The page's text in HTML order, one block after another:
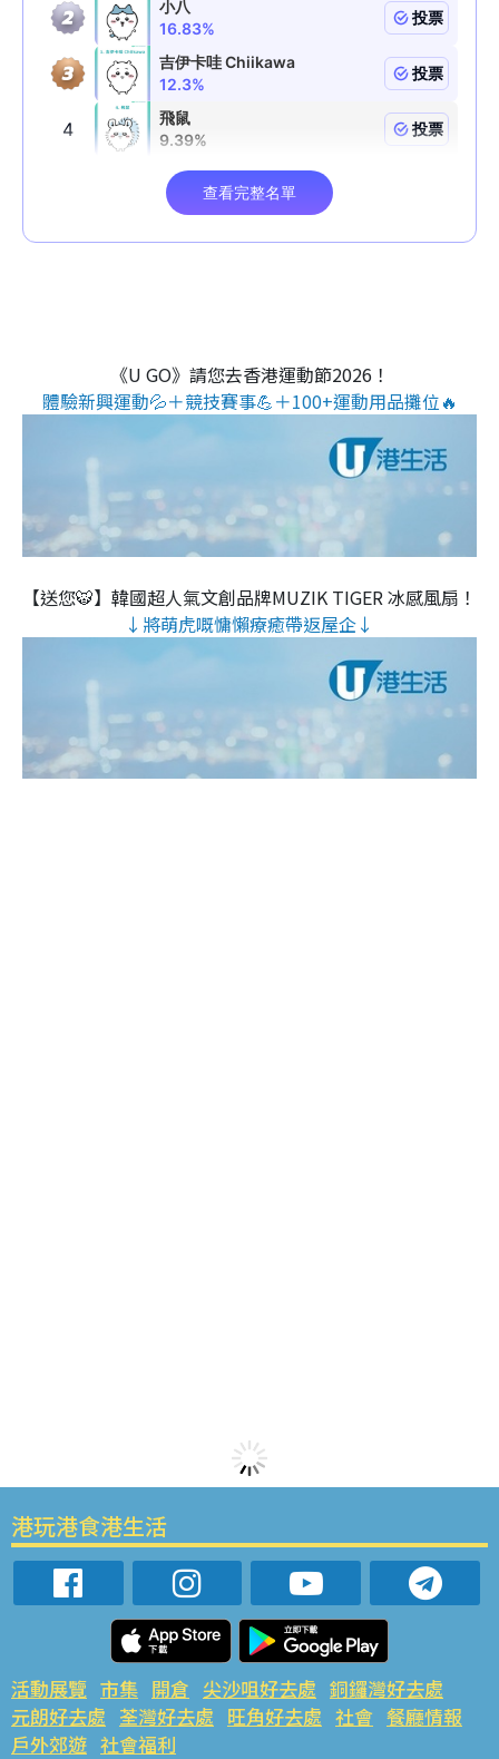
《U GO》請您去香港運動節2026！
體驗新興運動💦＋競技賽事💪＋100+運動用品攤位🔥
【送您🐯】韓國超人氣文創品牌MUZIK TIGER 冰感風扇！
↓將萌虎嘅慵懶療癒帶返屋企↓
港玩港食港生活
活動展覽 市集 開倉 尖沙咀好去處 銅鑼灣好去處
元朗好去處 荃灣好去處 旺角好去處 社會 餐廳情報
戶外郊遊 社會福利